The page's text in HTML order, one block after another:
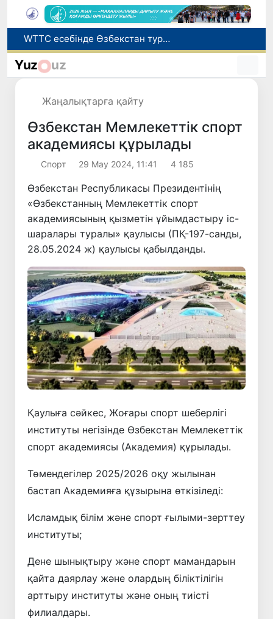
Мүмкіндігі шектеулі талапкерлерге қабылдау емтихандарында қосымша уақыт беріледі
Беларусьтен Өзбекстанға екінші тікелей жүк пойызы жөнелтілді
Yuz uz
Жаңалықтарға қайту
Өзбекстан Мемлекеттік спорт
академиясы құрылады
Спорт 29 Мау 2024, 11:41 4 185
Өзбекстан Республикасы Президентінің
«Өзбекстанның Мемлекеттік спорт
академиясының қызметін ұйымдастыру іс-
шаралары туралы» қаулысы (ПҚ-197-санды,
28.05.2024 ж) қаулысы қабылданды.
Қаулыға сәйкес, Жоғары спорт шеберлігі
институты негізінде Өзбекстан Мемлекеттік
спорт академиясы (Академия) құрылады.
Төмендегілер 2025/2026 оқу жылынан
бастап Академияға құзырына өткізіледі:
Исламдық білім және спорт ғылыми-зерттеу
институты;
Дене шынықтыру және спорт мамандарын
қайта даярлау және олардың біліктілігін
арттыру институты және оның тиісті
филиалдары.